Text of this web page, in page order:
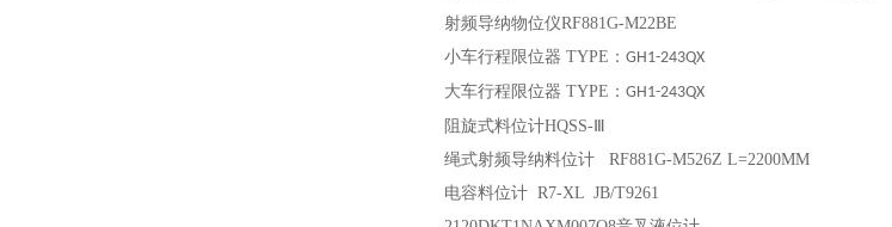
射频导纳物位仪RF881G-M22BE
小车行程限位器 TYPE ： GH1-243QX
大车行程限位器 TYPE ： GH1-243QX
阻旋式料位计HQSS-
绳式射频导纳料位计 RF881G-M526Z L=2200MM
电容料位计 R7-XL JB/T9261